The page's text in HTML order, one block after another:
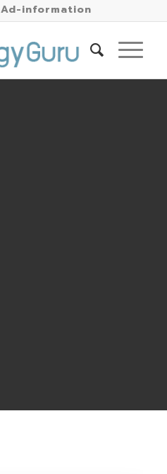
Ad-information